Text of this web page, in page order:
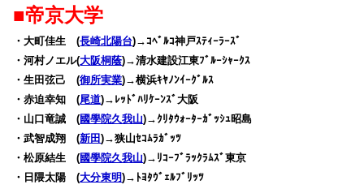
■帝京大学
・大町佳生 (長崎北陽台)→ｺﾍﾞﾙｺ神戸ｽﾃｨｰﾗｰｽﾞ
・河村ノエル(大阪桐蔭)→清水建設江東ﾌﾞﾙｰｼｬｰｸｽ
・生田弦己 (御所実業)→横浜ｷﾔﾉﾝｲｰｸﾞﾙｽ
・赤迫幸知 (尾道)→ﾚｯﾄﾞﾊﾘｹｰﾝｽﾞ大阪
・山口竜誠 (國學院久我山)→ｸﾘﾀｳｫｰﾀｰｶﾞｯｼｭ昭島
・武智成翔 (新田)→狭山ｾｺﾑﾗｶﾞｯﾂ
・松原結生 (國學院久我山)→ﾘｺｰﾌﾞﾗｯｸﾗﾑｽﾞ東京
・日隈太陽 (大分東明)→ﾄﾖﾀｳﾞｪﾙﾌﾞﾘｯﾂ